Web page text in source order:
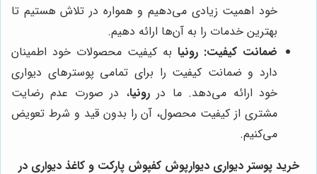
خود اهمیت زیادی می‌دهیم و همواره در تلاش هستیم تا
بهترین خدمات را به آن‌ها ارائه دهیم.
ضمانت کیفیت: رونیا به کیفیت محصولات خود اطمینان
دارد و ضمانت کیفیت را برای تمامی پوسترهای دیواری
خود ارائه می‌دهد. ما دررونیا، در صورت عدم رضایت
مشتری از کیفیت محصول، آن را بدون قید و شرط تعویض
می‌کنیم.
خرید پوستر دیواری دیوارپوش کفپوش پارکت و کاغذ دیواری در